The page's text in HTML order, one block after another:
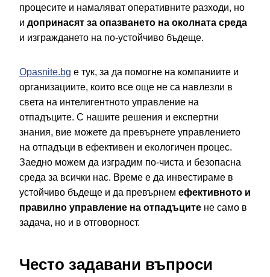
процесите и намаляват оперативните разходи, но
и допринасят за опазването на околната среда
и изграждането на по-устойчиво бъдеще.
Opasnite.bg е тук, за да помогне на компаниите и
организациите, които все още не са навлезли в
света на интелигентното управление на
отпадъците. С нашите решения и експертни
знания, вие можете да превърнете управлението
на отпадъци в ефективен и екологичен процес.
Заедно можем да изградим по-чиста и безопасна
среда за всички нас. Време е да инвестираме в
устойчиво бъдеще и да превърнем ефективното и
правилно управление на отпадъците не само в
задача, но и в отговорност.
Често задавани въпроси